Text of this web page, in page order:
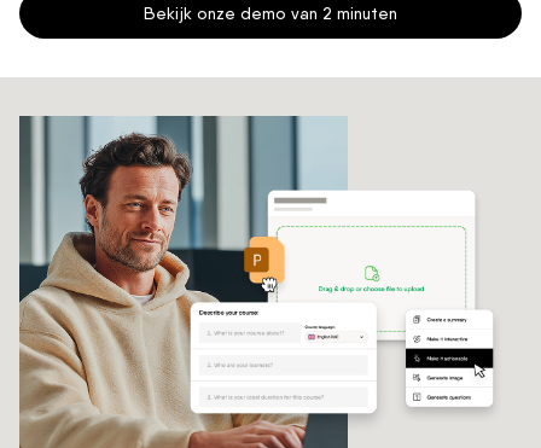
Bekijk onze demo van 2 minuten